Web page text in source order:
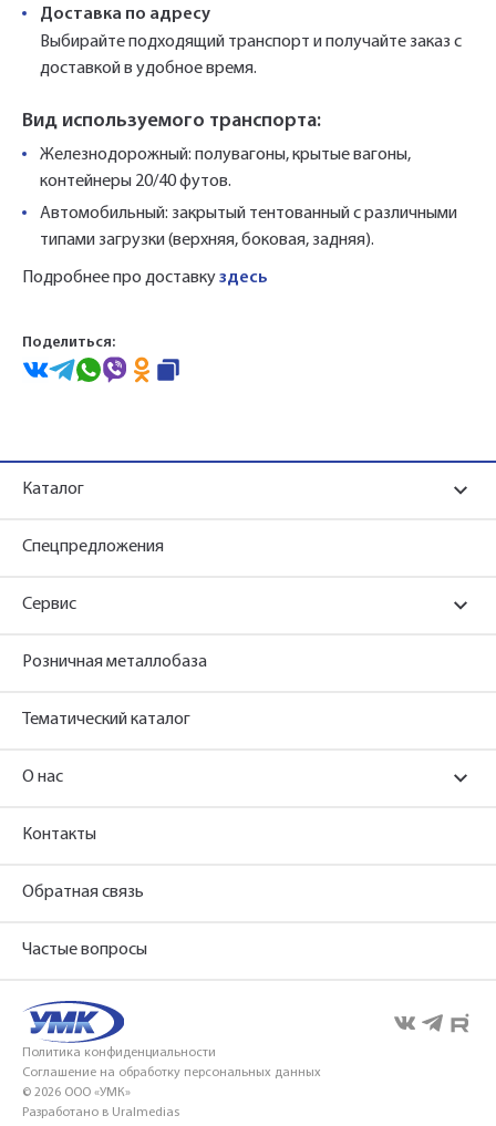
Доставка по адресу
Выбирайте подходящий транспорт и получайте заказ с
доставкой в удобное время.
Вид используемого транспорта:
Железнодорожный: полувагоны, крытые вагоны,
контейнеры 20/40 футов.
Автомобильный: закрытый тентованный с различными
типами загрузки (верхняя, боковая, задняя).
Подробнее про доставкуздесь
Поделиться:
Каталог
Спецпредложения
Сервис
Розничная металлобаза
Тематический каталог
О нас
Контакты
Обратная связь
Частые вопросы
Политика конфиденциальности
Соглашение на обработку персональных данных
© 2026 ООО «УМК»
Разработано в Uralmedias